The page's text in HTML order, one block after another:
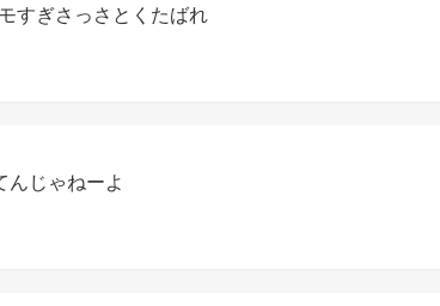
すぎさっさとくたばれ
んじゃねーよ